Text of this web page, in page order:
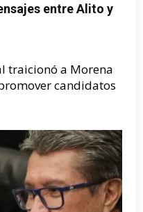
entre Alito y
traicionó a Morena
candidatos